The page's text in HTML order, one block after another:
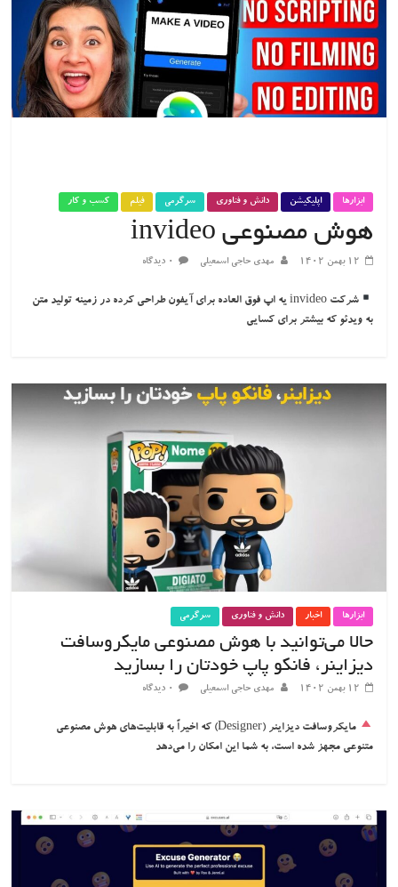
ابزارها اپلیکیشن دانش و فناوری سرگرمی فیلم کسب و کار
هوش مصنوعی invideo
۱۲ بهمن ۱۴۰۲ مهدی حاجی اسمعیلی ۰ دیدگاه
شرکت invideo یه اپ فوق العاده برای آیفون طراحی کرده در زمینه تولید متن
به ویدئو که بیشتر برای کسایی
ابزارها اخبار دانش و فناوری سرگرمی
حالا می‌توانید با هوش مصنوعی مایکروسافت
دیزاینر، فانکو پاپ خودتان را بسازید
۱۲ بهمن ۱۴۰۲ مهدی حاجی اسمعیلی ۰ دیدگاه
مایکروسافت دیزاینر (Designer) که اخیراً به قابلیت‌های هوش مصنوعی
متنوعی مجهز شده است، به شما این امکان را می‌دهد